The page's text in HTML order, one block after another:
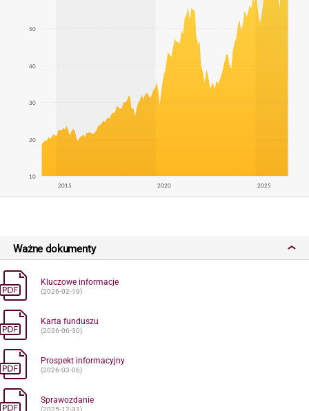
2015 2020 2025
10
20
30
40
50
Ważne dokumenty
Kluczowe informacje
(2026-02-19)
Karta funduszu
(2026-06-30)
Prospekt informacyjny
(2026-03-06)
Sprawozdanie
(2025-12-31)